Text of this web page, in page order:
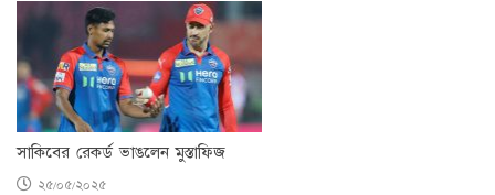
সাকিবের রেকর্ড ভাঙলেন মুস্তাফিজ
২৫/০৫/২০২৫